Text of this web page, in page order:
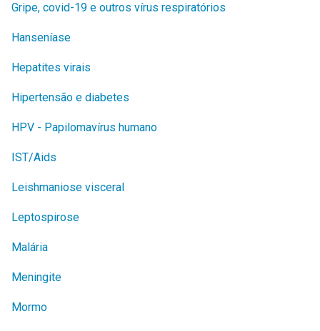
Gripe, covid-19 e outros vírus respiratórios
Hanseníase
Hepatites virais
Hipertensão e diabetes
HPV - Papilomavírus humano
IST/Aids
Leishmaniose visceral
Leptospirose
Malária
Meningite
Mormo